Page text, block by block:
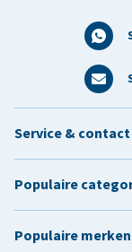
Service & contact
Populaire
Populaire merken